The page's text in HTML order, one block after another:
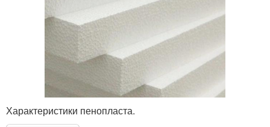
Характеристики пенопласта.